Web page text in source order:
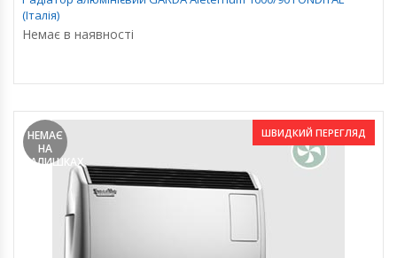
(Італія)
Немає в наявності
НЕМАЄ
НА
ЗАЛИШКАХ
ШВИДКИЙ ПЕРЕГЛЯД